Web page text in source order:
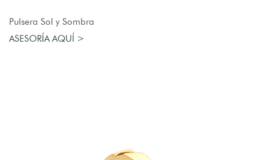
Pulsera Sol y Sombra
ASESORÍA AQUÍ >